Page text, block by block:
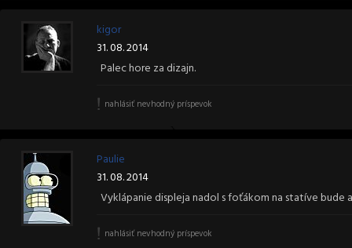
kigor
31. 08. 2014
Palec hore za dizajn.
nahlásiť nevhodný príspevok
Paulie
31. 08. 2014
Vyklápanie displeja nadol s foťákom na statíve bude
nahlásiť nevhodný príspevok